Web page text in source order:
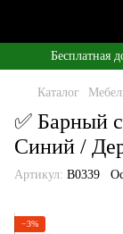
Бесплатная
Каталог
✅ Барный
Синий /
Артикул: B0339
−3%